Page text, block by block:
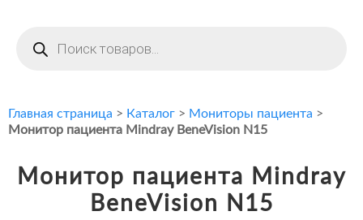
товаров
Главная страница > Каталог > Мониторы пациента >
Монитор пациента Mindray BeneVision N15
Монитор пациента Mindray
BeneVision N15